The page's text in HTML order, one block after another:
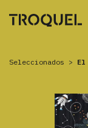
Seleccionados > El